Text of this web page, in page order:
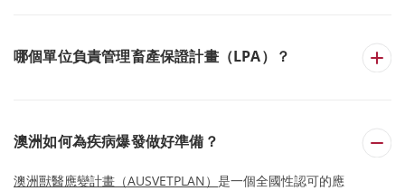
哪個單位負責管理畜產保證計畫（LPA）？
澳洲如何為疾病爆發做好準備？
澳洲獸醫應變計畫（AUSVETPLAN） 是一個全國性認可的應